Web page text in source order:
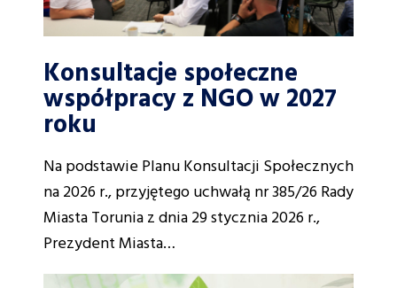
Konsultacje społeczne
współpracy z NGO w 2027
roku
Na podstawie Planu Konsultacji Społecznych
na 2026 r., przyjętego uchwałą nr 385/26 Rady
Miasta Torunia z dnia 29 stycznia 2026 r.,
Prezydent Miasta…